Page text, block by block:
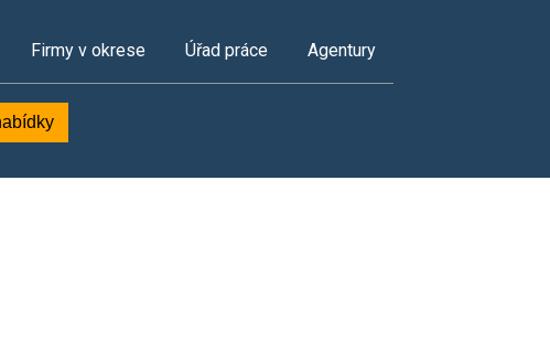
Firmy v okrese Úřad práce Agentury